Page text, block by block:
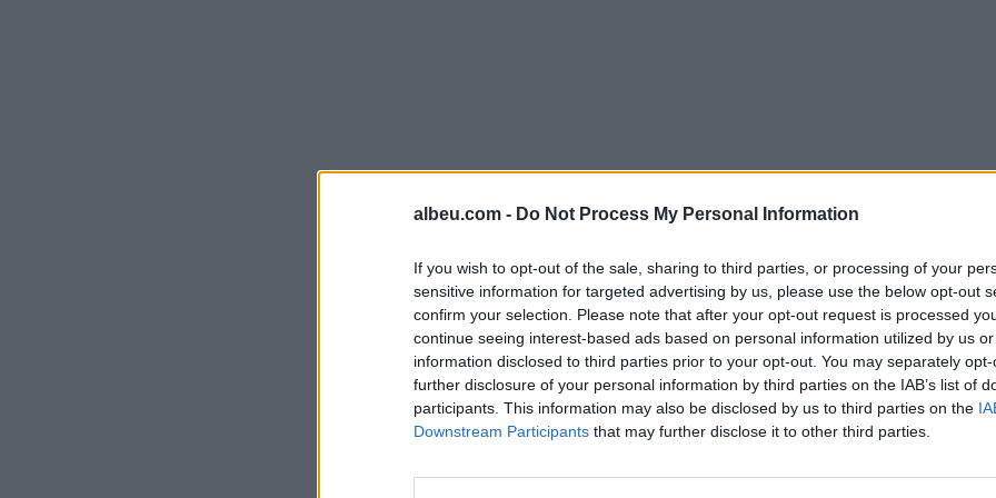
albeu.com - Do Not Process My Personal Information
If you wish to opt-out of the sale, sharing to third parties, or processing of your
sensitive information for targeted advertising by us, please use the below opt-out
confirm your selection. Please note that after your opt-out request is processed
continue seeing interest-based ads based on personal information utilized by us
information disclosed to third parties prior to your opt-out. You may separately
further disclosure of your personal information by third parties on the IAB’s list of
participants. This information may also be disclosed by us to third parties on the
Downstream Participants that may further disclose it to other third parties.